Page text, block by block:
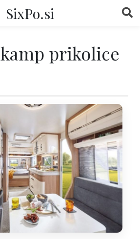
SixPo.si
kamp prikolice